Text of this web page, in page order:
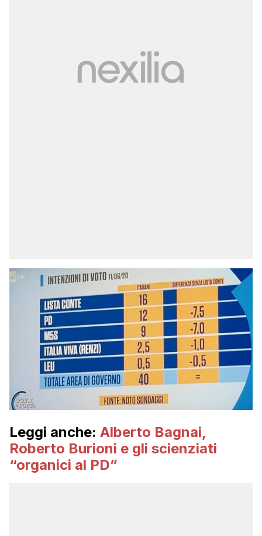
Leggi anche: Alberto Bagnai,
Roberto Burioni e gli scienziati
“organici al PD”